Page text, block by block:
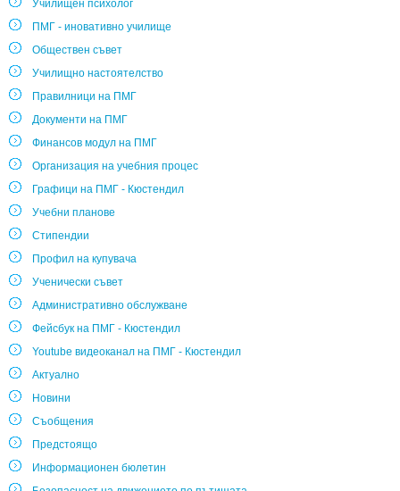
Училищен психолог
ПМГ - иновативно училище
Обществен съвет
Училищно настоятелство
Правилници на ПМГ
Документи на ПМГ
Финансов модул на ПМГ
Организация на учебния процес
Графици на ПМГ - Кюстендил
Учебни планове
Стипендии
Профил на купувача
Ученически съвет
Административно обслужване
Фейсбук на ПМГ - Кюстендил
Youtube видеоканал на ПМГ - Кюстендил
Актуално
Новини
Съобщения
Предстоящо
Информационен бюлетин